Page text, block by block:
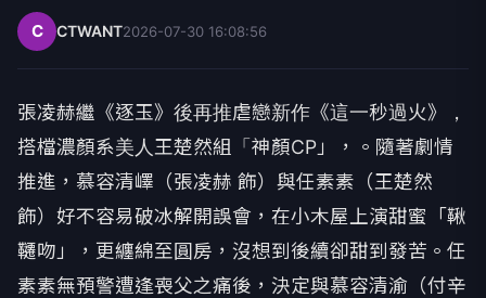
C CTWANT2026-07-30 16:08:56
張凌赫繼《逐玉》後再推虐戀新作《這一秒過火》，
搭檔濃顏系美人王楚然組「神顏CP」，。隨著劇情
推進，慕容清嶧（張凌赫 飾）與任素素（王楚然
飾）好不容易破冰解開誤會，在小木屋上演甜蜜「鞦
韆吻」，更纏綿至圓房，沒想到後續卻甜到發苦。任
素素無預警遭逢喪父之痛後，決定與慕容清渝（付辛